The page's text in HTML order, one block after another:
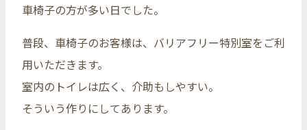
車椅子の方が多い日でした。
普段、車椅子のお客様は、バリアフリー特別室をご利
用いただきます。
室内のトイレは広く、介助もしやすい。
そういう作りにしてあります。